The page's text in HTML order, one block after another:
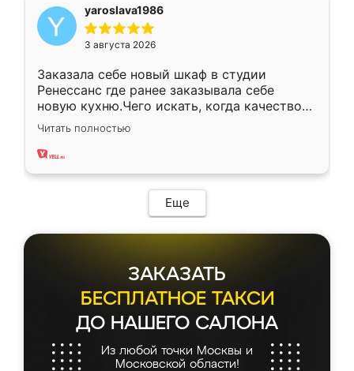
yaroslava1986
3 августа 2026
Заказала себе новый шкаф в студии
Ренессанс где ранее заказывала себе
новую кухню.Чего искать, когда качеством
вполне довольна. Служит кухня уже почти
два года, нареканий нет.
Читать полностью
Еще
ЗАКАЗАТЬ
БЕСПЛАТНОЕ ТАКСИ
ДО НАШЕГО САЛОНА
Из любой точки Москвы и
Московской области!